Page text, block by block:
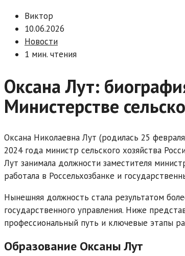
Виктор
10.06.2026
Новости
1 мин. чтения
Оксана Лут:
Министерстве
Оксана Николаевна Лут (родилась 25
2024 года министр сельского хозяйства
Лут занимала должности заместителя
работала в Россельхозбанке и
Нынешняя должность стала результатом
государственного управления. Ниже
профессиональный путь и ключевые этапы
Образование Оксаны Лут